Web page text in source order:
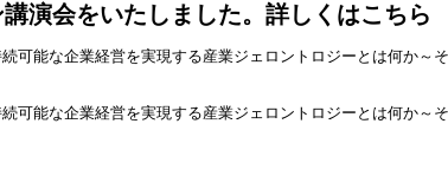
演会をいたしました。詳しくはこちら
な企業経営を実現する産業ジェロントロジーとは何か～
な企業経営を実現する産業ジェロントロジーとは何か～